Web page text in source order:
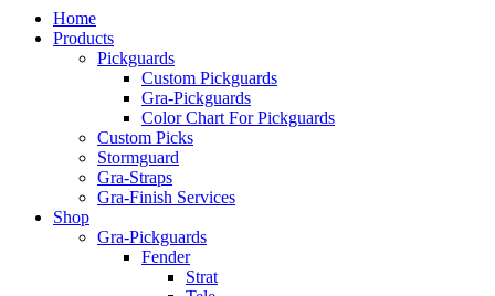
Home
Products
Pickguards
Custom Pickguards
Gra-Pickguards
Color Chart For Pickguards
Custom Picks
Stormguard
Gra-Straps
Gra-Finish Services
Shop
Gra-Pickguards
Fender
Strat